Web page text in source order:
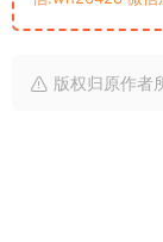
版权归原作者